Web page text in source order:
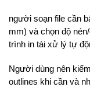
người soạn file cần
mm) và chọn độ
trình in tái xử lý tự
Người dùng nên
outlines khi cần và